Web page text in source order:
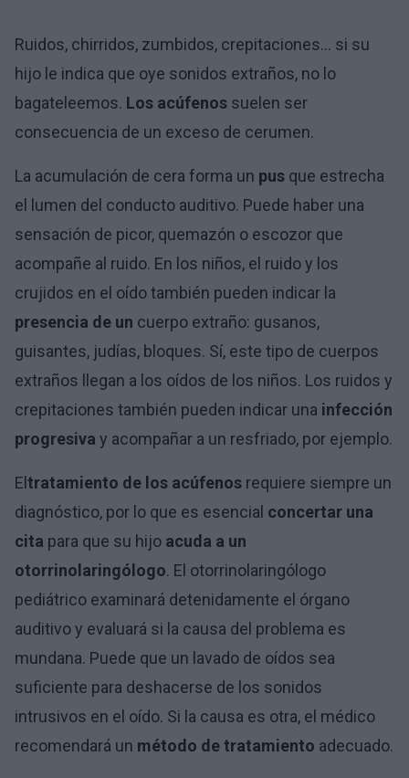
Ruidos, chirridos, zumbidos, crepitaciones... si su
hijo le indica que oye sonidos extraños, no lo
bagateleemos. Los acúfenos suelen ser
consecuencia de un exceso de cerumen.
La acumulación de cera forma un pus que estrecha
el lumen del conducto auditivo. Puede haber una
sensación de picor, quemazón o escozor que
acompañe al ruido. En los niños, el ruido y los
crujidos en el oído también pueden indicar la
presencia de un cuerpo extraño: gusanos,
guisantes, judías, bloques. Sí, este tipo de cuerpos
extraños llegan a los oídos de los niños. Los ruidos y
crepitaciones también pueden indicar una infección
progresiva y acompañar a un resfriado, por ejemplo.
Eltratamiento de los acúfenos requiere siempre un
diagnóstico, por lo que es esencial concertar una
cita para que su hijo acuda a un
otorrinolaringólogo. El otorrinolaringólogo
pediátrico examinará detenidamente el órgano
auditivo y evaluará si la causa del problema es
mundana. Puede que un lavado de oídos sea
suficiente para deshacerse de los sonidos
intrusivos en el oído. Si la causa es otra, el médico
recomendará un método de tratamiento adecuado.